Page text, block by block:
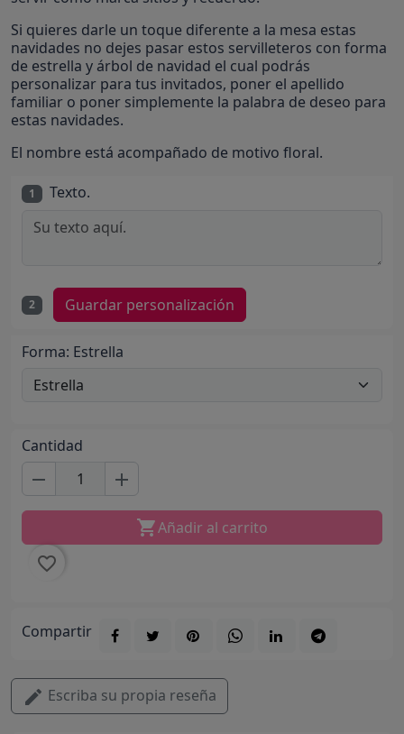
Si quieres darle un toque diferente a la mesa estas
navidades no dejes pasar estos servilleteros con forma
de estrella y árbol de navidad el cual podrás
personalizar para tus invitados, poner el apellido
familiar o poner simplemente la palabra de deseo para
estas navidades.
El nombre está acompañado de motivo floral.
1 Texto.
2 Guardar personalización
Forma: Estrella
Cantidad
remove add
Añadir al carrito
favorite_border
Compartir
Escriba su propia reseña